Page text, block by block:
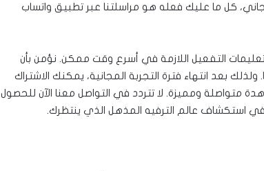
كل ما عليك فعله هو مراسلتنا عبر تطبيق واتساب
التفعيل اللازمة في أسرع وقت ممكن. نؤمن بأن
بعد انتهاء فترة التجربة المجانية، يمكنك الاشتراك
متواصلة ومميزة. لا تتردد في التواصل معنا الآن للحصول
في استكشاف عالم الترفيه المذهل الذي ينتظرك.